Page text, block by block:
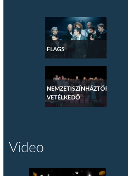
FLAGS
NEMZETISZÍNHÁZTÖRTÉNETI
VETÉLKEDŐ
Video